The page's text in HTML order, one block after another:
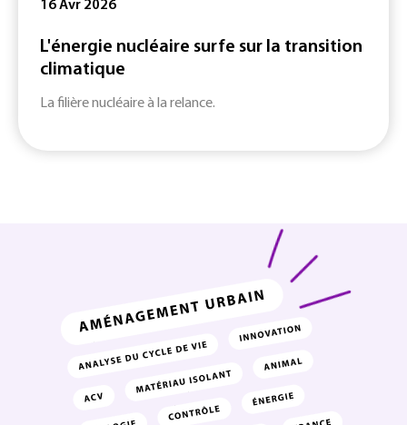
16 Avr 2026
L'énergie nucléaire surfe sur la transition
climatique
La filière nucléaire à la relance.